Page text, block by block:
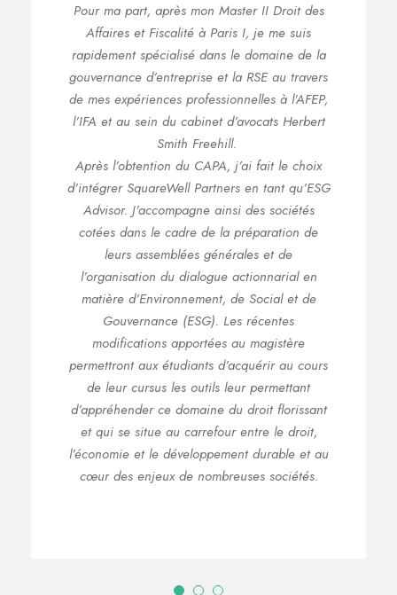
mon Master II Droit des
à Paris I, je me suis
dans le domaine de la
et la RSE au travers
professionnelles à l’AFEP,
cabinet d’avocats Herbert
du CAPA, j’ai fait le choix
Partners en tant qu’ESG
ainsi des sociétés
de la préparation de
générales et de
dialogue actionnarial en
de Social et de
(ESG). Les récentes
apportées au magistère
d’acquérir au cours
les outils leur permettant
domaine du droit florissant
carrefour entre le droit,
durable et au
de nombreuses sociétés.
environnement.
théoriques et
d’études
compétences
professionnelle,
profession
également
promotion et
Sur le plan
Magistère, intégrer
(ndlr
de stages dans
internationaux
Shearman &
le CAPA, j’ai
professionnelle en
au sein du
actuellement
acquisitions et
société